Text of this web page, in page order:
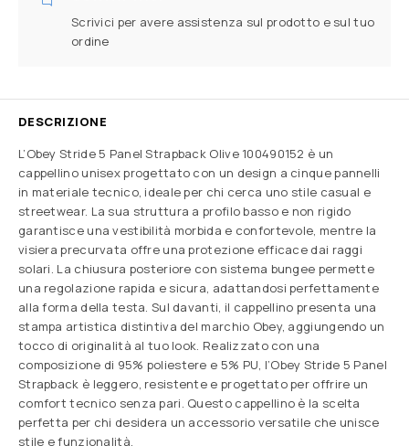
Scrivici per avere assistenza sul prodotto e sul tuo
ordine
DESCRIZIONE
L’Obey Stride 5 Panel Strapback Olive 100490152 è un
cappellino unisex progettato con un design a cinque pannelli
in materiale tecnico, ideale per chi cerca uno stile casual e
streetwear. La sua struttura a profilo basso e non rigido
garantisce una vestibilità morbida e confortevole, mentre la
visiera precurvata offre una protezione efficace dai raggi
solari. La chiusura posteriore con sistema bungee permette
una regolazione rapida e sicura, adattandosi perfettamente
alla forma della testa. Sul davanti, il cappellino presenta una
stampa artistica distintiva del marchio Obey, aggiungendo un
tocco di originalità al tuo look. Realizzato con una
composizione di 95% poliestere e 5% PU, l’Obey Stride 5 Panel
Strapback è leggero, resistente e progettato per offrire un
comfort tecnico senza pari. Questo cappellino è la scelta
perfetta per chi desidera un accessorio versatile che unisce
stile e funzionalità.